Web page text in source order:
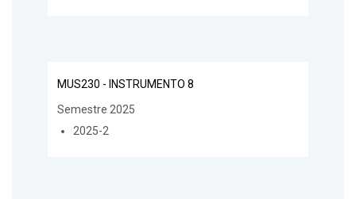
MUS230 - INSTRUMENTO 8
Semestre 2025
2025-2